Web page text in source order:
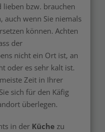
lieben bzw. brauchen
auch wenn Sie niemals
können. Achten
der
nicht ein Ort ist, an
oder es sehr kalt ist.
Zeit in Ihrer
sich für den Käfig
überlegen.
in der Küche zu